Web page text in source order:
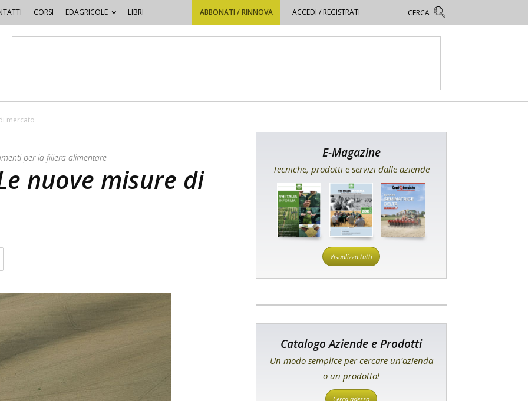
CORSI EDAGRICOLE LIBRI ABBONATI / RINNOVA ACCEDI / REGISTRATI
mercato
per la filiera alimentare
nuove misure di
E-Magazine
Tecniche, prodotti e servizi dalle aziende
Visualizza tutti
Catalogo Aziende e Prodotti
Un modo semplice per cercare un'azienda
o un prodotto!
Cerca adesso